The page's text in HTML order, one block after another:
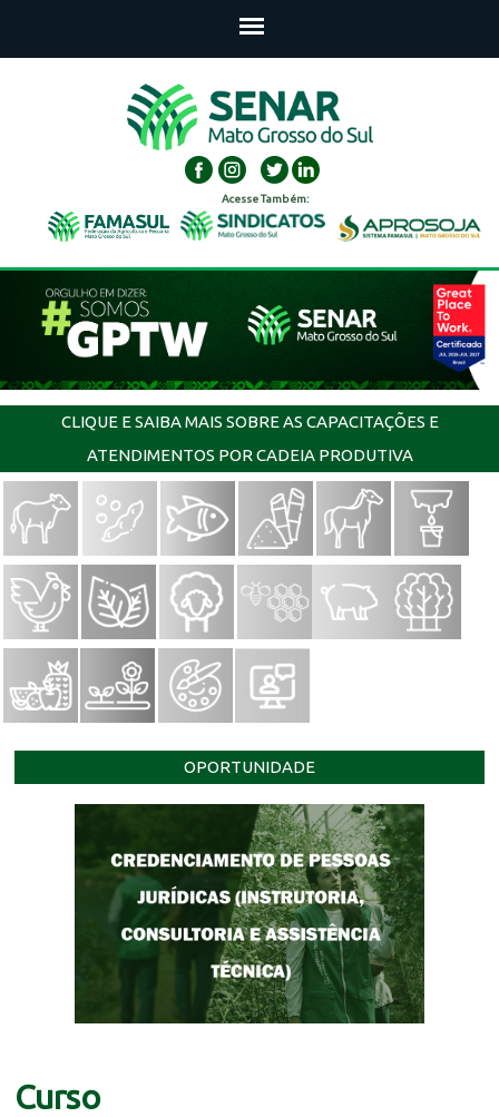
Acesse Também:
CLIQUE E SAIBA MAIS SOBRE AS CAPACITAÇÕES E
ATENDIMENTOS POR CADEIA PRODUTIVA
OPORTUNIDADE
Curso